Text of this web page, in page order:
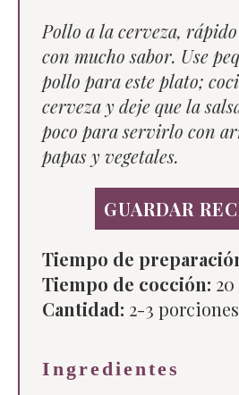
Pollo a la cerveza,
con mucho sabor. Use
pollo para este plato;
cerveza y deje que la
poco para servirlo con
papas y vegetales.
GUARDAR
Tiempo de
Tiempo de cocción:
Cantidad: 2-3 porciones
Ingredientes